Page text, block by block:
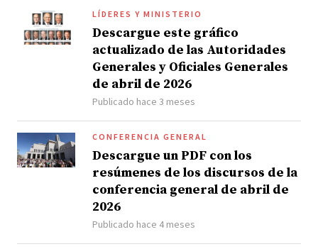
LÍDERES Y MINISTERIO
Descargue este gráfico
actualizado de las Autoridades
Generales y Oficiales Generales
de abril de 2026
Publicado hace 3 meses
CONFERENCIA GENERAL
Descargue un PDF con los
resúmenes de los discursos de la
conferencia general de abril de
2026
Publicado hace 4 meses